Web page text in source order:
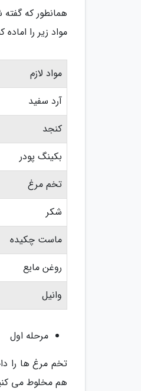
همانطور که
مواد زیر را اماده
مواد لازم
آرد سفید
کنجد
بکینگ پودر
تخم مرغ
شکر
ماست چکیده
روغن مایع
وانیل
مرحله اول
تخم مرغ ها را
هم مخلوط می